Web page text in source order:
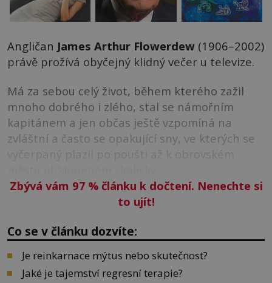
Angličan James Arthur Flowerdew (1906–2002)
právě prožívá obyčejný klidný večer u televize.
Má za sebou celý život, během kterého zažil
mnoho dobrého i zlého, stal se námořním
kapitánem a jen občas ještě vzpomíná na
zvláštní a často se opakující sny, ve kterých se
vyčerpaný plazil po poušti až k obrovském
Zbývá vám 97 %článku k dočtení. Nenechte si
to ujít!
Co se v článku dozvíte:
Je reinkarnace mýtus nebo skutečnost?
Jaké je tajemství regresní terapie?